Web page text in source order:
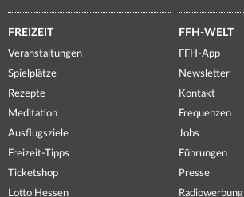
FREIZEIT
Veranstaltungen
Spielplätze
Rezepte
Meditation
Ausflugsziele
Freizeit-Tipps
Ticketshop
Lotto Hessen
FFH-WELT
FFH-App
Newsletter
Kontakt
Frequenzen
Jobs
Führungen
Presse
Radiowerbung